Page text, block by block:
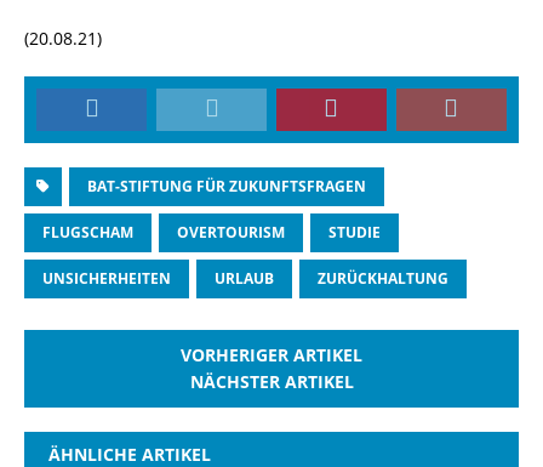
(20.08.21)
BAT-STIFTUNG FÜR ZUKUNFTSFRAGEN
FLUGSCHAM OVERTOURISM STUDIE
UNSICHERHEITEN URLAUB ZURÜCKHALTUNG
VORHERIGER ARTIKEL
NÄCHSTER ARTIKEL
ÄHNLICHE ARTIKEL